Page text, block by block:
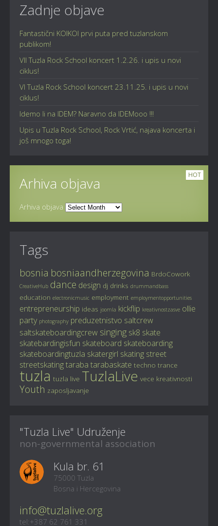
Zadnje objave
Fantastični KOIKOI prvi puta pred tuzlanskom
publikom!
VII Tuzla Rock School koncert 1.2.26. i upis u novi
ciklus!
VI Tuzla Rock School koncert 23.11.25. i upis u novi
ciklus!
Idemo li na IDEM? Naravno da IDEMooo !!!
Upis u Tuzla Rock School, Rock Vrtić, najava koncerta i
još mnogo toga!
HOT
Arhiva objava
Arhiva objava
Tags
bosnia bosniaandherzegovina BrdoCowork
CreativeHub dance design dj drinks drummandbass
education electronicmusic employment employmentopportunities
entrepreneurship ideas joomla kickflip kreativnostzasve ollie
party photography preduzetnistvo saltcrew
saltskateboardingcrew singing sk8 skate
skatebardingisfun skateboard skateboarding
skateboardingtuzla skatergirl skating street
streetskatingtaraba tarabaskate techno trance
tuzla tuzla live TuzlaLive vece kreativnosti
Youth zaposljavanje
"Tuzla Live" Udruženje
non-governmental association
Kula br. 61
75000 Tuzla
Bosna i Hercegovina
info@tuzlalive.org
tel:+387 62 761 331